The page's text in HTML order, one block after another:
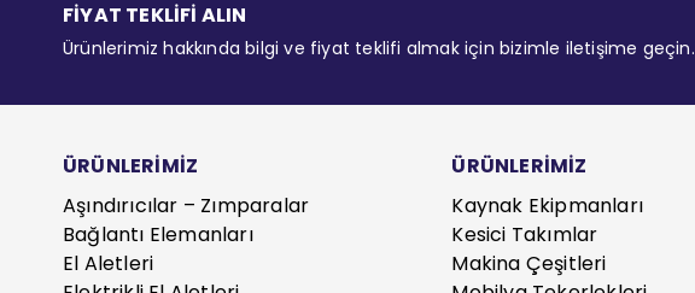
FİYAT TEKLİFİ ALIN
Ürünlerimiz hakkında bilgi ve fiyat teklifi almak için bizimle iletişime geçin.
ÜRÜNLERİMİZ
Aşındırıcılar – Zımparalar
Bağlantı Elemanları
El Aletleri
ÜRÜNLERİMİZ
Kaynak Ekipmanları
Kesici Takımlar
Makina Çeşitleri